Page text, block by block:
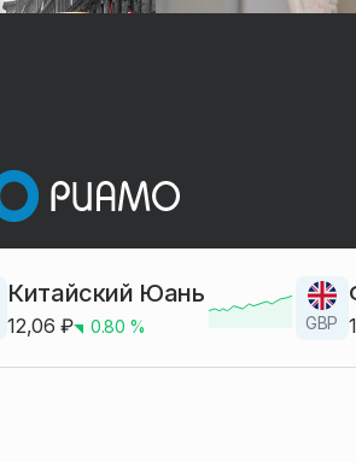
Китайский Юань
12,06 ₽ 0.80 % GBP